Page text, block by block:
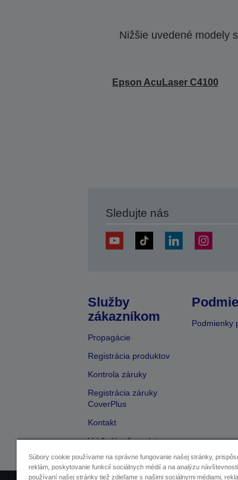
Nižšie uvedené modely
Epson AcuLaser C4100
Sledujte nás
Služby
zákazníkom
Propagácie
Registrácia produktov
Kontrola záruky
Registrácia záruky
CoverPlus
Kontakt
Vyhľadávač predajcov
Podmienky
Súbory cookie používame na správne fungovanie našej stránky,
reklám, poskytovanie funkcií sociálnych médií a na analýzu
používaní našej stránky tiež zdieľame s našimi sociálnymi médiami,